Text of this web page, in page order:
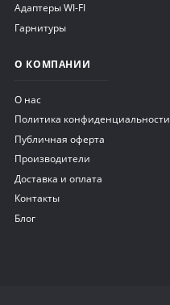
Адаптеры WI-FI
Гарнитуры
О КОМПАНИИ
О нас
Политика конфиденциальности
Публичная оферта
Производители
Доставка и оплата
Контакты
Блог